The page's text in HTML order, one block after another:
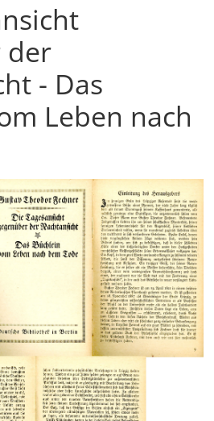
der
- Das
Leben nach